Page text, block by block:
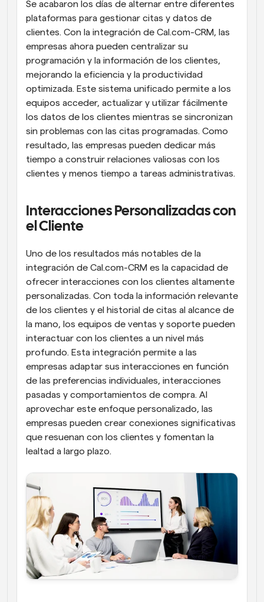
Se acabaron los días de alternar entre diferentes
plataformas para gestionar citas y datos de
clientes. Con la integración de Cal.com-CRM, las
empresas ahora pueden centralizar su
programación y la información de los clientes,
mejorando la eficiencia y la productividad
optimizada. Este sistema unificado permite a los
equipos acceder, actualizar y utilizar fácilmente
los datos de los clientes mientras se sincronizan
sin problemas con las citas programadas. Como
resultado, las empresas pueden dedicar más
tiempo a construir relaciones valiosas con los
clientes y menos tiempo a tareas administrativas.
Interacciones Personalizadas con
el Cliente
Uno de los resultados más notables de la
integración de Cal.com-CRM es la capacidad de
ofrecer interacciones con los clientes altamente
personalizadas. Con toda la información relevante
de los clientes y el historial de citas al alcance de
la mano, los equipos de ventas y soporte pueden
interactuar con los clientes a un nivel más
profundo. Esta integración permite a las
empresas adaptar sus interacciones en función
de las preferencias individuales, interacciones
pasadas y comportamientos de compra. Al
aprovechar este enfoque personalizado, las
empresas pueden crear conexiones significativas
que resuenan con los clientes y fomentan la
lealtad a largo plazo.